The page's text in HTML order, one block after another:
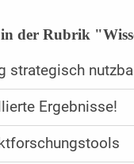
der Rubrik
strategisch
Ergebnisse!